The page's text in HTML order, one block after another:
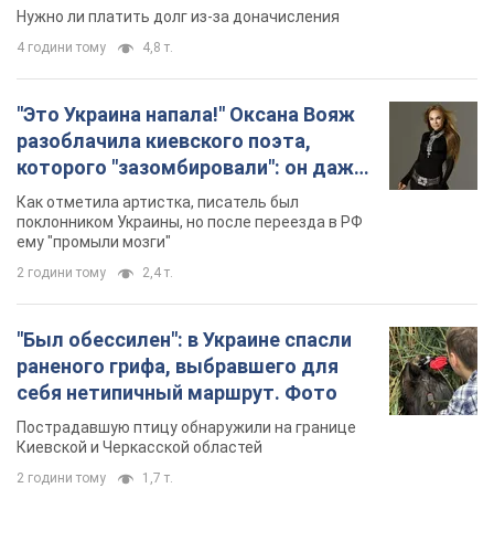
Нужно ли платить долг из-за доначисления
4 години тому 4,8 т.
"Это Украина напала!" Оксана Вояж
разоблачила киевского поэта,
которого "зазомбировали": он даже
русского не знал, а теперь хочет
геноцида украинцев
Как отметила артистка, писатель был
поклонником Украины, но после переезда в РФ
ему "промыли мозги"
2 години тому 2,4 т.
"Был обессилен": в Украине спасли
раненого грифа, выбравшего для
себя нетипичный маршрут. Фото
Пострадавшую птицу обнаружили на границе
Киевской и Черкасской областей
2 години тому 1,7 т.